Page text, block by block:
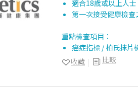
適合18歲或以上人士
第一次接受健康檢查
重點檢查項目：
癌症指標 / 柏氏抹片
比較
收藏